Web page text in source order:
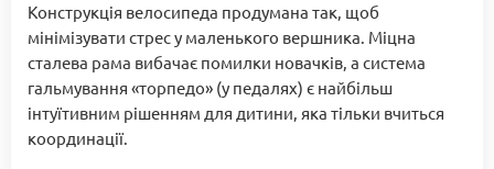
Конструкція велосипеда продумана так, щоб
мінімізувати стрес у маленького вершника. Міцна
сталева рама вибачає помилки новачків, а система
гальмування «торпедо» (у педалях) є найбільш
інтуїтивним рішенням для дитини, яка тільки вчиться
координації.